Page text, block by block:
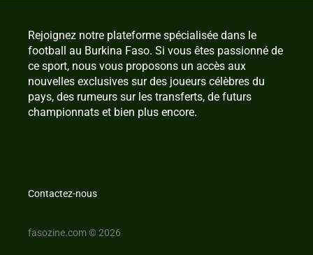
Rejoignez notre plateforme spécialisée dans le
football au Burkina Faso. Si vous êtes passionné de
ce sport, nous vous proposons un accès aux
nouvelles exclusives sur des joueurs célèbres du
pays, des rumeurs sur les transferts, de futurs
championnats et bien plus encore.
Contactez-nous
fasozine.com © 2026